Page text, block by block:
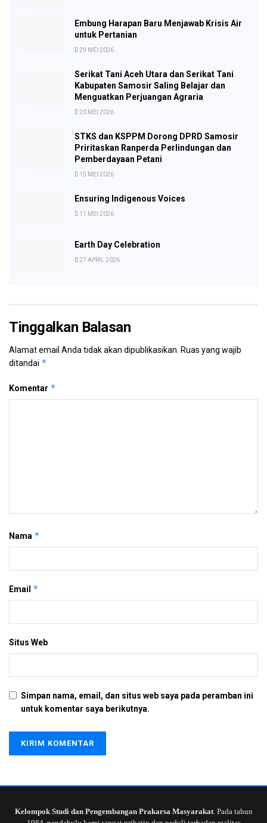
Embung Harapan Baru Menjawab Krisis Air
untuk Pertanian
29 MEI 2026
Serikat Tani Aceh Utara dan Serikat Tani
Kabupaten Samosir Saling Belajar dan
Menguatkan Perjuangan Agraria
20 MEI 2026
STKS dan KSPPM Dorong DPRD Samosir
Priritaskan Ranperda Perlindungan dan
Pemberdayaan Petani
15 MEI 2026
Ensuring Indigenous Voices
11 MEI 2026
Earth Day Celebration
27 APRIL 2026
Tinggalkan Balasan
Alamat email Anda tidak akan dipublikasikan. Ruas yang wajib
ditandai *
Komentar *
Nama *
Email *
Situs Web
Simpan nama, email, dan situs web saya pada peramban ini
untuk komentar saya berikutnya.
Kelompok Studi dan Pengembangan Prakarsa Masyarakat. Pada tahun